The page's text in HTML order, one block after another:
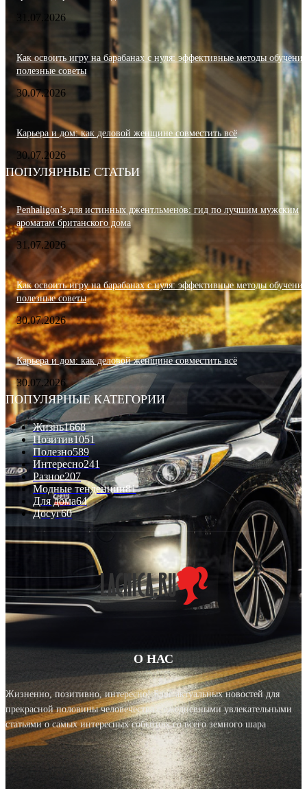
31.07.2026
Как освоить игру на барабанах с нуля: эффективные методы
полезные советы
30.07.2026
Карьера и дом: как деловой женщине совместить всё
30.07.2026
ПОПУЛЯРНЫЕ СТАТЬИ
Penhaligon’s для истинных джентльменов: гид по лучшим мужским
ароматам британского дома
31.07.2026
Как освоить игру на барабанах с нуля: эффективные методы
полезные советы
30.07.2026
Карьера и дом: как деловой женщине совместить всё
30.07.2026
ПОПУЛЯРНЫЕ КАТЕГОРИИ
Жизнь1668
Позитив1051
Полезно589
Интересно241
Разное207
Модные тенденции81
Для дома64
Досуг60
О НАС
Жизненно, позитивно, интересно! Блог актуальных новостей для
прекрасной половины человечества с ежедневными увлекательными
статьями о самых интересных событиях со всего земного шара